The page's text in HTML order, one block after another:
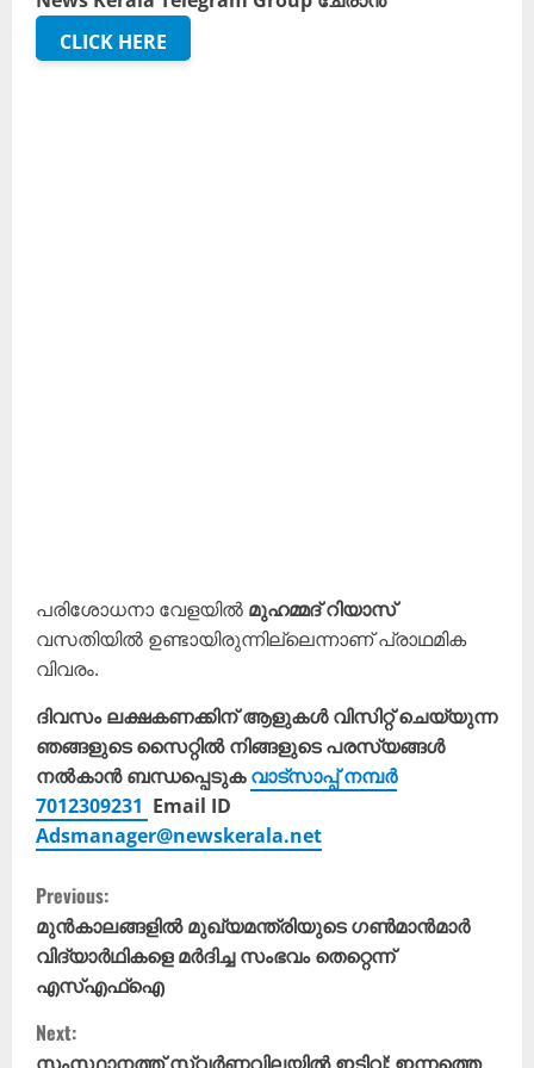
CLICK HERE
പരിശോധനാ വേളയിൽ മുഹമ്മദ് റിയാസ്
വസതിയിൽ ഉണ്ടായിരുന്നില്ലെന്നാണ് പ്രാഥമിക
വിവരം.
ദിവസം ലക്ഷകണക്കിന് ആളുകൾ വിസിറ്റ് ചെയ്യുന്ന
ഞങ്ങളുടെ സൈറ്റിൽ നിങ്ങളുടെ പരസ്യങ്ങൾ
നൽകാൻ ബന്ധപ്പെടുകവാട്സാപ്പ് നമ്പർ
7012309231 Email ID
Adsmanager@newskerala.net
C
o
n
t
Previous:
മുൻകാലങ്ങളിൽ മുഖ്യമന്ത്രിയുടെ ഗൺമാൻമാർ
വിദ്യാർഥികളെ മർദിച്ച സംഭവം തെറ്റെന്ന്
എസ്എഫ്ഐ
Next:
സംസ്ഥാനത്ത് സ്വർണ്ണവിലയിൽ ഇടിവ്: ഇന്നത്തെ